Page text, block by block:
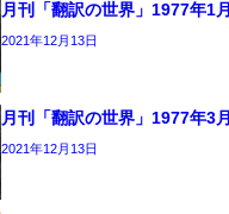
月刊「翻訳の世界」1977年1月
2021年12月13日
月刊「翻訳の世界」1977年3月
2021年12月13日